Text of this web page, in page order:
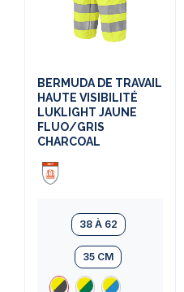
BERMUDA DE TRAVAIL
HAUTE VISIBILITÉ
LUKLIGHT JAUNE
FLUO/GRIS
CHARCOAL
38 À 62
35 CM